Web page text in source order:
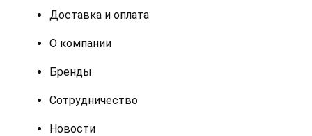
Доставка и оплата
О компании
Бренды
Сотрудничество
Новости